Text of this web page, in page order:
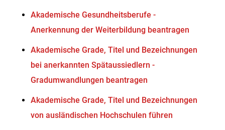
Akademische Gesundheitsberufe -
Anerkennung der Weiterbildung beantragen
Akademische Grade, Titel und Bezeichnungen
bei anerkannten Spätaussiedlern -
Gradumwandlungen beantragen
Akademische Grade, Titel und Bezeichnungen
von ausländischen Hochschulen führen